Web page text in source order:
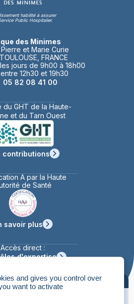
les informations
habilité à assurer
Public Hospitalier.
des Minimes
et Marie Curie
FRANCE
jours de 9h00 à 18h00
12h30 et 19h30
05 82 08 41 00
du GHT de la Haute-
et du Tarn Ouest
contributions
A par la Haute
de Santé
savoir plus
Accès direct :
d'expertise
Actualités
and gives you control over
want to activate